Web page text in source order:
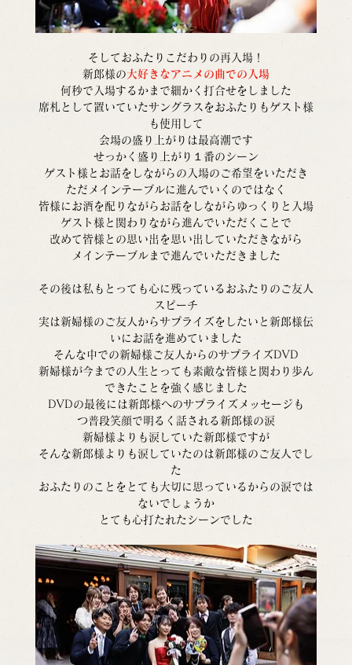
そしておふたりこだわりの再入場！
新郎様の大好きなアニメの曲での入場
何秒で入場するかまで細かく打合せをしました
席札として置いていたサングラスをおふたりもゲスト様
も使用して
会場の盛り上がりは最高潮です
せっかく盛り上がり１番のシーン
ゲスト様とお話をしながらの入場のご希望をいただき
ただメインテーブルに進んでいくのではなく
皆様にお酒を配りながらお話をしながらゆっくりと入場
ゲスト様と関わりながら進んでいただくことで
改めて皆様との思い出を思い出していただきながら
メインテーブルまで進んでいただきました
その後は私もとっても心に残っているおふたりのご友人
スピーチ
実は新婦様のご友人からサプライズをしたいと新郎様伝
いにお話を進めていました
そんな中での新婦様ご友人からのサプライズDVD
新婦様が今までの人生とっても素敵な皆様と関わり歩ん
できたことを強く感じました
DVDの最後には新郎様へのサプライズメッセージも
つ普段笑顔で明るく話される新郎様の涙
新婦様よりも涙していた新郎様ですが
そんな新郎様よりも涙していたのは新郎様のご友人でし
た
おふたりのことをとても大切に思っているからの涙では
ないでしょうか
とても心打たれたシーンでした